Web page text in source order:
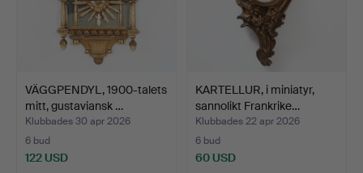
VÄGGPENDYL, 1900-talets
mitt, gustaviansk …
Klubbades 30 apr 2026
6 bud
122 USD
KARTELLUR, i miniatyr,
sannolikt Frankrike…
Klubbades 22 apr 2026
6 bud
60 USD